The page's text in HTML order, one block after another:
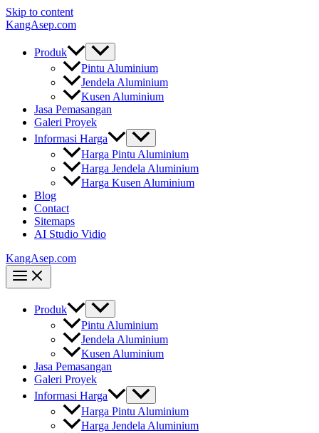
Skip to content
KangAsep.com
Produk
Pintu Aluminium
Jendela Aluminium
Kusen Aluminium
Jasa Pemasangan
Galeri Proyek
Informasi Harga
Harga Pintu Aluminium
Harga Jendela Aluminium
Harga Kusen Aluminium
Blog
Contact
Sitemaps
AI Studio Vidio
KangAsep.com
Produk
Pintu Aluminium
Jendela Aluminium
Kusen Aluminium
Jasa Pemasangan
Galeri Proyek
Informasi Harga
Harga Pintu Aluminium
Harga Jendela Aluminium